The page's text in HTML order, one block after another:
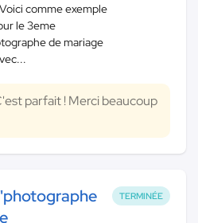
comme exemple
le 3eme
de mariage
parfait ! Merci beaucoup
TERMINÉE